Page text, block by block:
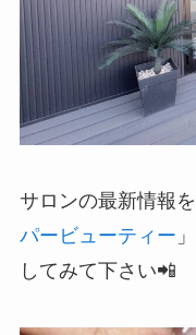
サロンの最新情報
パービューティー
してみて下さい📲